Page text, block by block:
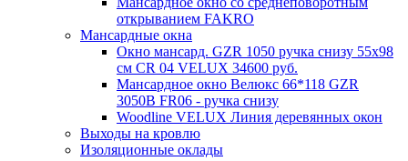
открыванием FAKRO
Мансардные окна
Окно мансард. GZR 1050 ручка снизу 55х98
см CR 04 VELUX 34600 руб.
Мансардное окно Велюкс 66*118 GZR
3050B FR06 - ручка снизу
Woodline VELUX Линия деревянных окон
Выходы на кровлю
Изоляционные оклады